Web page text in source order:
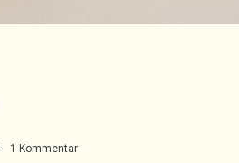
1 Kommentarzu